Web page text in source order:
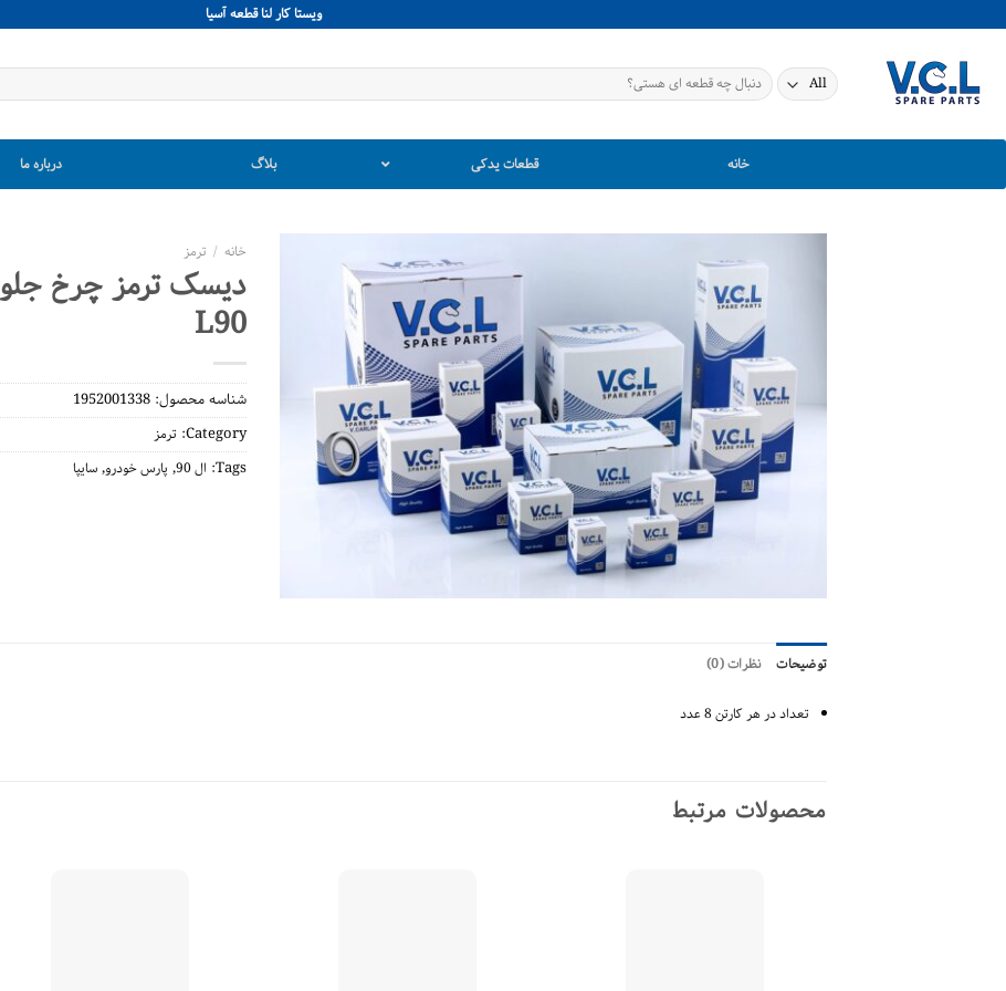
to
ويستا كار لنا قطعه آسيا
جستجو
برای:
خانه قطعات یدکی بلاگ درباره ما
خانه / ترمز
L90
شناسه محصول: 1952001338
Category: ترمز
Tags: ال 90 , پارس خودرو,سایپا
توضیحات نظرات (0)
تعداد در هر کارتن 8 عدد
محصولات مرتبط